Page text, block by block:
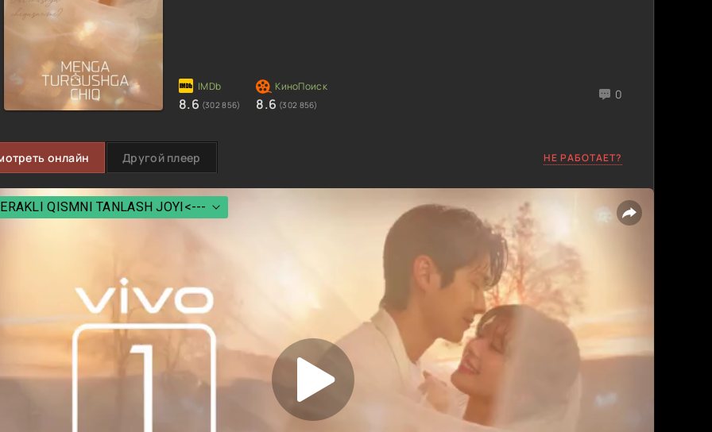
8.6 (302 856) 8.6 (302 856)
0
онлайн Другой плеер НЕ РАБОТАЕТ?
QISMNI TANLASH JOYI<---